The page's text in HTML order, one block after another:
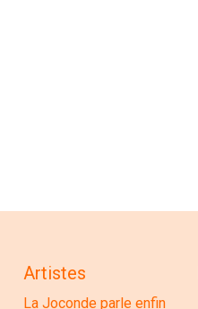
Artistes
La Joconde parle enfin